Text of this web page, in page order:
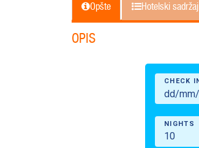
Opšte Hotelski sadržaj
OPIS